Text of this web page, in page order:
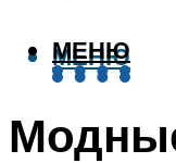
МЕНЮ
МЕНЮ